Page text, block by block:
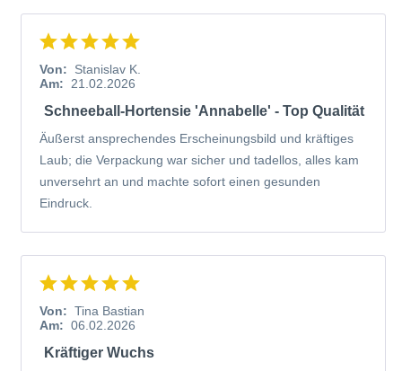
Von:
Stanislav K.
Am:
21.02.2026
Schneeball-Hortensie 'Annabelle' - Top Qualität
Äußerst ansprechendes Erscheinungsbild und kräftiges
Laub; die Verpackung war sicher und tadellos, alles kam
unversehrt an und machte sofort einen gesunden
Eindruck.
Von: Tina Bastian
Am: 06.02.2026
Kräftiger Wuchs